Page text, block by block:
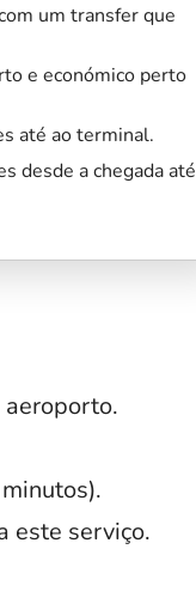
um transfer que
e económico perto
até ao terminal.
desde a chegada até
este serviço.